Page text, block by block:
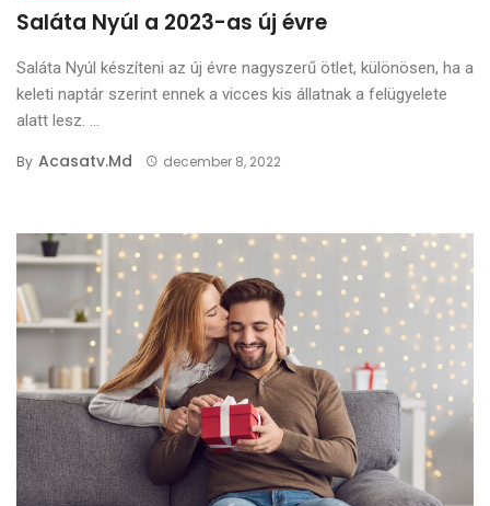
Saláta Nyúl a 2023-as új évre
Saláta Nyúl készíteni az új évre nagyszerű ötlet, különösen, ha a
keleti naptár szerint ennek a vicces kis állatnak a felügyelete
alatt lesz. ...
By Acasatv.md december 8, 2022